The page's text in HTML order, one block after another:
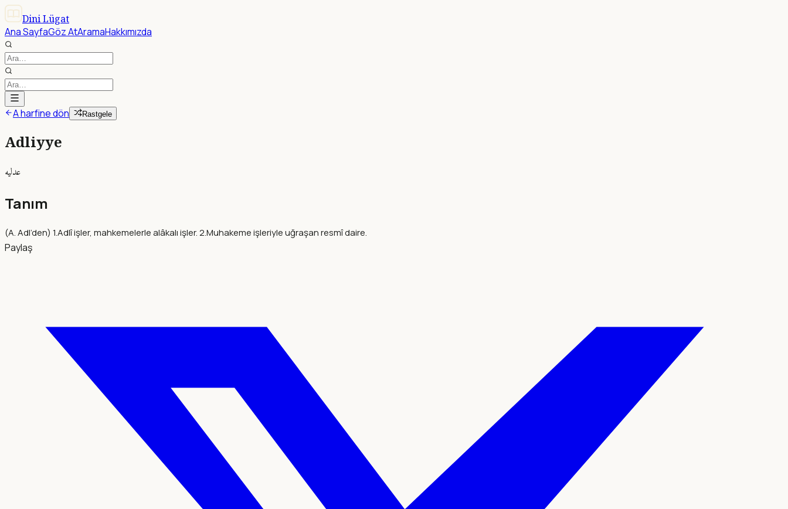
Dini Lügat
Ana SayfaGöz AtAramaHakkımızda
A harfine dön Rastgele
Adliyye
عدليه
Tanım
(A. Adl’den) 1.Adlî işler, mahkemelerle alâkalı işler. 2.Muhakeme işleriyle uğraşan resmî daire.
Paylaş